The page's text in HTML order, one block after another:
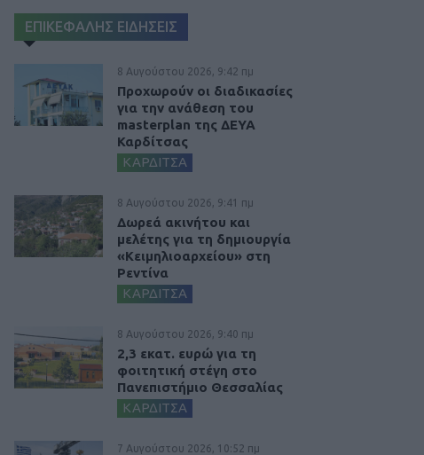
ΕΠΙΚΕΦΑΛΗΣ ΕΙΔΗΣΕΙΣ
8 Αυγούστου 2026, 9:42 πμ
Προχωρούν οι διαδικασίες
για την ανάθεση του
masterplan της ΔΕΥΑ
Καρδίτσας
ΚΑΡΔΙΤΣΑ
8 Αυγούστου 2026, 9:41 πμ
Δωρεά ακινήτου και
μελέτης για τη δημιουργία
«Κειμηλιοαρχείου» στη
Ρεντίνα
ΚΑΡΔΙΤΣΑ
8 Αυγούστου 2026, 9:40 πμ
2,3 εκατ. ευρώ για τη
φοιτητική στέγη στο
Πανεπιστήμιο Θεσσαλίας
ΚΑΡΔΙΤΣΑ
7 Αυγούστου 2026, 10:52 πμ